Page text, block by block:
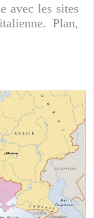
avec les sites
Plan,